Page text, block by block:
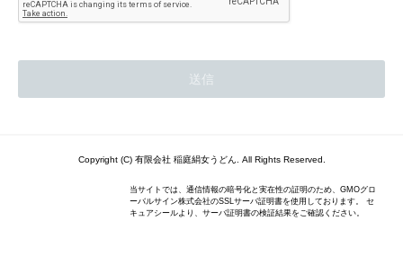
Copyright (C) 有限会社 稲庭絹女うどん. All Rights Reserved.
当サイトでは、通信情報の暗号化と実在性の証明のため、GMOグロ
ーバルサイン株式会社のSSLサーバ証明書を使用しております。 セ
キュアシールより、サーバ証明書の検証結果をご確認ください。